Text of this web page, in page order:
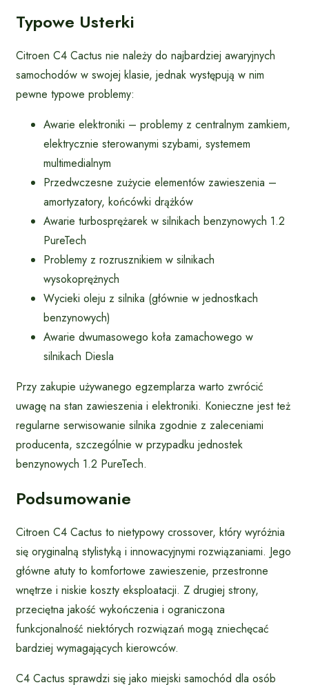
Typowe Usterki
Citroen C4 Cactus nie należy do najbardziej awaryjnych
samochodów w swojej klasie, jednak występują w nim
pewne typowe problemy:
Awarie elektroniki – problemy z centralnym zamkiem,
elektrycznie sterowanymi szybami, systemem
multimedialnym
Przedwczesne zużycie elementów zawieszenia –
amortyzatory, końcówki drążków
Awarie turbosprężarek w silnikach benzynowych 1.2
PureTech
Problemy z rozrusznikiem w silnikach
wysokoprężnych
Wycieki oleju z silnika (głównie w jednostkach
benzynowych)
Awarie dwumasowego koła zamachowego w
silnikach Diesla
Przy zakupie używanego egzemplarza warto zwrócić
uwagę na stan zawieszenia i elektroniki. Konieczne jest też
regularne serwisowanie silnika zgodnie z zaleceniami
producenta, szczególnie w przypadku jednostek
benzynowych 1.2 PureTech.
Podsumowanie
Citroen C4 Cactus to nietypowy crossover, który wyróżnia
się oryginalną stylistyką i innowacyjnymi rozwiązaniami. Jego
główne atuty to komfortowe zawieszenie, przestronne
wnętrze i niskie koszty eksploatacji. Z drugiej strony,
przeciętna jakość wykończenia i ograniczona
funkcjonalność niektórych rozwiązań mogą zniechęcać
bardziej wymagających kierowców.
C4 Cactus sprawdzi się jako miejski samochód dla osób